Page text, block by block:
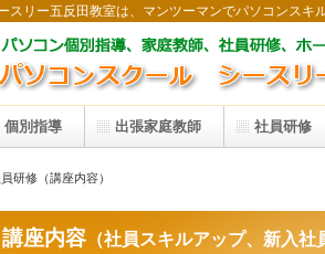
スリー五反田教室は、マンツーマンでパソコンスキ
研修（講座内容）
座内容 （社員スキルアップ、新入社
個別指導 出張家庭教師 社員研修